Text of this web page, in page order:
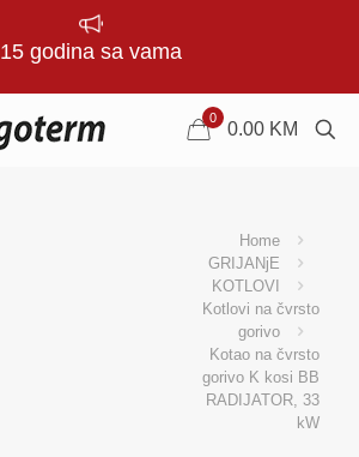
15 godina sa vama
0
0.00 KM
Home
GRIJANjE
KOTLOVI
Kotlovi na čvrsto
gorivo
Kotao na čvrsto
gorivo K kosi BB
RADIJATOR, 33
kW